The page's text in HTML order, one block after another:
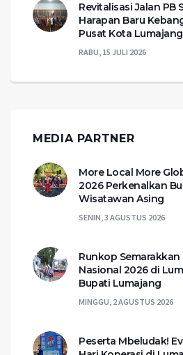
Revitalisasi Jalan PB
Harapan Baru
Pusat Kota Lumajang
RABU, 15 JULI 2026
MEDIA PARTNER
More Local More
2026 Perkenalkan
Wisatawan Asing
SENIN, 3 AGUSTUS 2026
Runkop Semarakkan
Nasional 2026 di
Bupati Lumajang
MINGGU, 2 AGUSTUS 2026
Peserta Mbeludak!